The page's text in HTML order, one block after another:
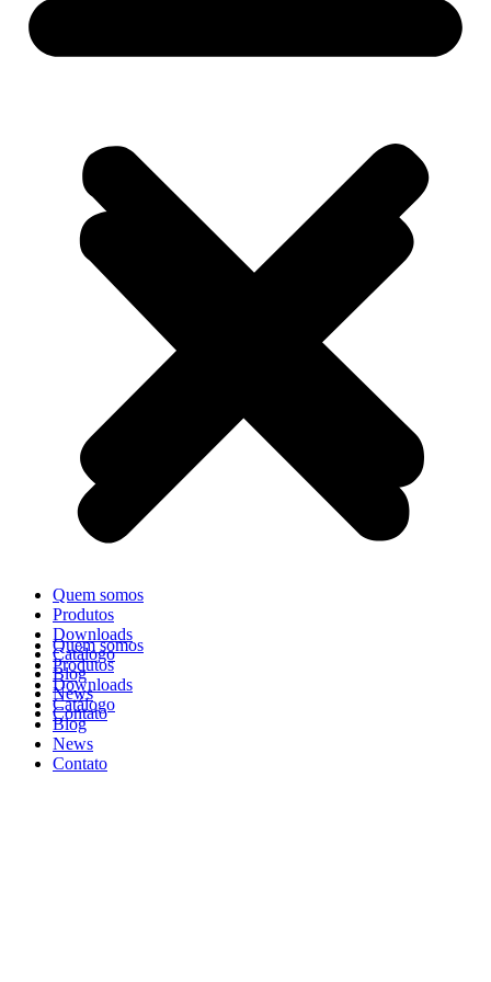
Quem somos
Produtos
Downloads
Catálogo
Blog
News
Contato
Quem somos
Produtos
Downloads
Catálogo
Blog
News
Contato